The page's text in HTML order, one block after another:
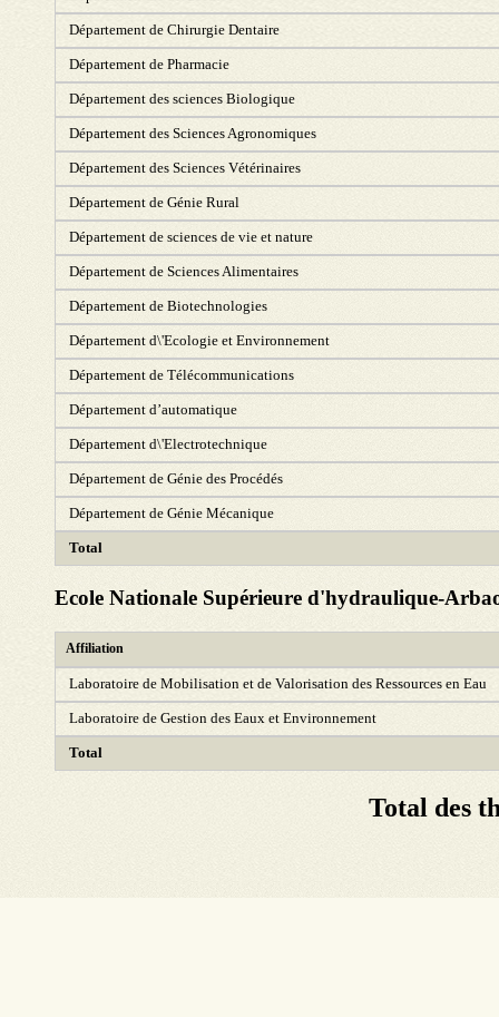
Département de Chirurgie Dentaire
Département de Pharmacie
Département des sciences Biologique
Département des Sciences Agronomiques
Département des Sciences Vétérinaires
Département de Génie Rural
Département de sciences de vie et nature
Département de Sciences Alimentaires
Département de Biotechnologies
Département d\'Ecologie et Environnement
Département de Télécommunications
Département d’automatique
Département d\'Electrotechnique
Département de Génie des Procédés
Département de Génie Mécanique
Total
Ecole Nationale Supérieure d'hydraulique-
Affiliation
Laboratoire de Mobilisation et de Valorisation des Ressources en Eau
Laboratoire de Gestion des Eaux et Environnement
Total
Total des